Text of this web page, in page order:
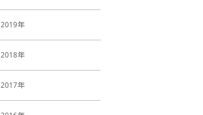
2019年
2018年
2017年